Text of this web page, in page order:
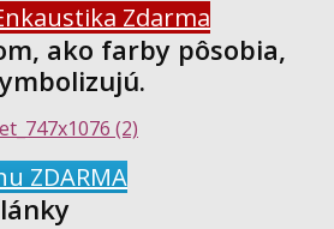
Zdarma
ako farby pôsobia,
ZDARMA